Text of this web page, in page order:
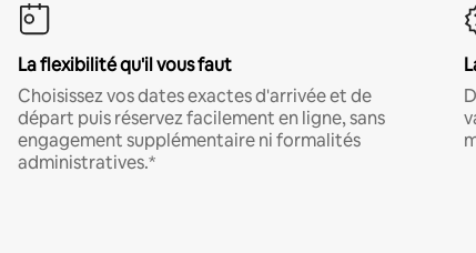
La flexibilité qu'il vous faut
Choisissez vos dates exactes d'arrivée et de
départ puis réservez facilement en ligne, sans
engagement supplémentaire ni formalités
administratives.*